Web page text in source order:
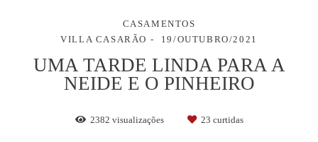
CASAMENTOS
VILLA CASARÃO
19/OUTUBRO/2021
UMA TARDE LINDA PARA A
NEIDE E O PINHEIRO
2382 visualizações 23 curtidas